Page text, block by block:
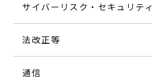
サイバーリスク・セキュリティ
法改正等
通信